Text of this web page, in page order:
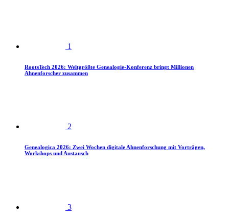
1
RootsTech 2026: Weltgrößte Genealogie-Konferenz bringt Millionen
Ahnenforscher zusammen
2
Genealogica 2026: Zwei Wochen digitale Ahnenforschung mit Vorträgen,
Workshops und Austausch
3